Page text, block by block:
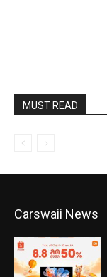
MUST READ
Carswaii News